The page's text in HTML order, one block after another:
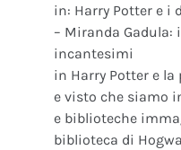
in: Harry Potter e i
– Miranda Gadula:
incantesimi
in Harry Potter e
e visto che siamo
e biblioteche
biblioteca di